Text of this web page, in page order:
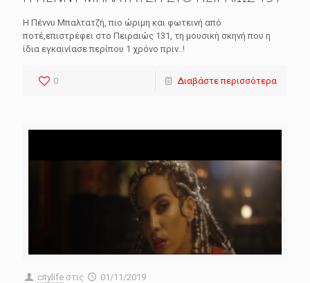
Η Πέννυ Μπαλτατζή, πιο ώριμη και φωτεινή από
ποτέ,επιστρέφει στο Πειραιώς 131, τη μουσική σκηνή που η
ίδια εγκαινίασε περίπου 1 χρόνο πριν..!
0 Διαβάστε περισσότερα
citylife στις 01/11/2019